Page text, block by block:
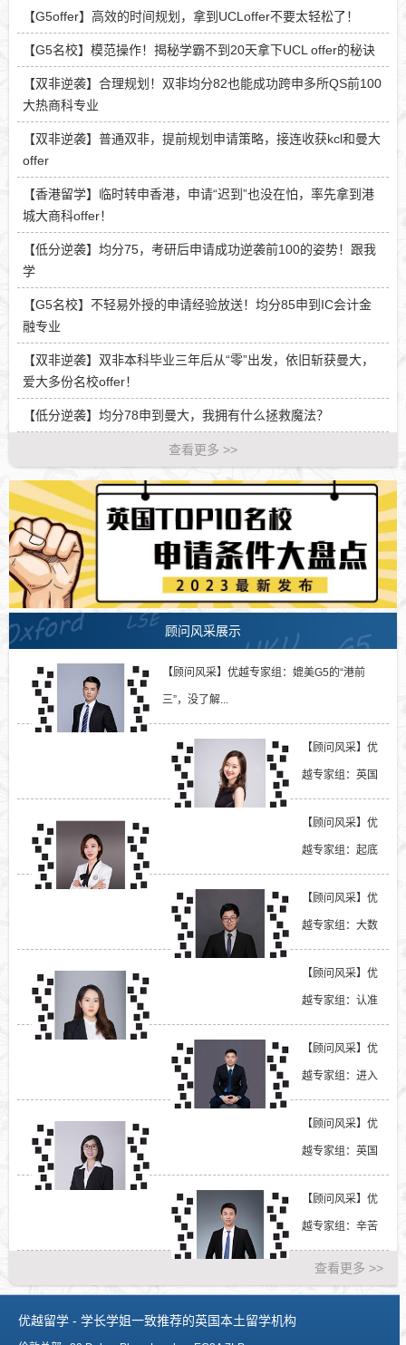
【G5offer】高效的时间规划，拿到UCLoffer不要太轻松了！
【G5名校】模范操作！揭秘学霸不到20天拿下UCL offer的秘诀
【双非逆袭】合理规划！双非均分82也能成功跨申多所QS前100
大热商科专业
【双非逆袭】普通双非，提前规划申请策略，接连收获kcl和曼大
offer
【香港留学】临时转申香港，申请“迟到”也没在怕，率先拿到港
城大商科offer！
【低分逆袭】均分75，考研后申请成功逆袭前100的姿势！跟我
学
【G5名校】不轻易外授的申请经验放送！均分85申到IC会计金
融专业
【双非逆袭】双非本科毕业三年后从“零”出发，依旧斩获曼大，
爱大多份名校offer！
【低分逆袭】均分78申到曼大，我拥有什么拯救魔法？
查看更多 >>
顾问风采展示
【顾问风采】优越专家组：媲美G5的“港前
三”，没了解...
【顾问风采】优
越专家组：英国
留学一年要准备
多少钱？...
【顾问风采】优
越专家组：起底
LSE和UCL大热
法学专业的...
【顾问风采】优
越专家组：大数
据时代想要好就
业？计...
【顾问风采】优
越专家组：认准
这几个时间段递
交，能...
【顾问风采】优
越专家组：进入
G5不是梦！英国
名校竟...
【顾问风采】优
越专家组：英国
院校悄悄提高申
请要求...
【顾问风采】优
越专家组：辛苦
码了8000字全被
查看更多 >>
优越留学 - 学长学姐一致推荐的英国本土留学机构